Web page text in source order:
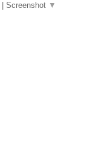
Screenshot ▼